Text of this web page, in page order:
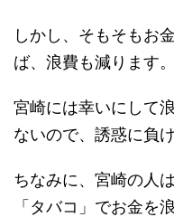
しかし、そもそもお
ば、浪費も減ります。
宮崎には幸いにして
ないので、誘惑に負
ちなみに、宮崎の人
「タバコ」でお金を